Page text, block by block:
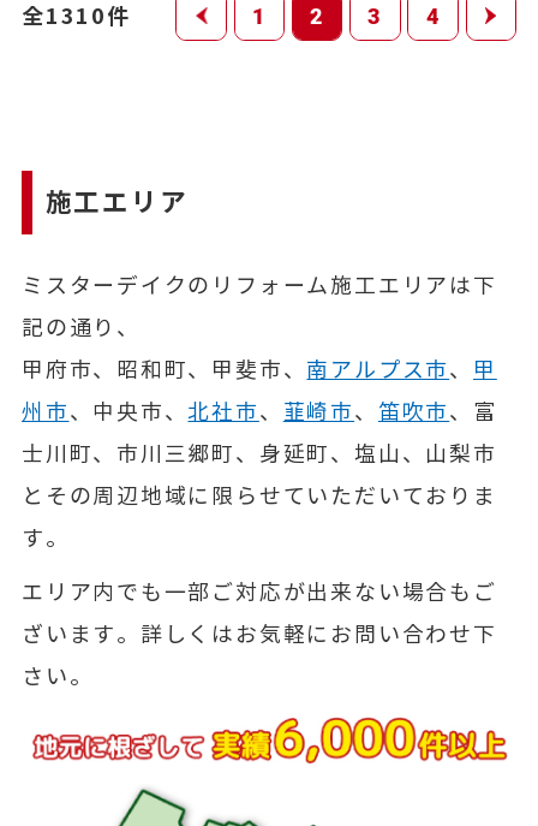
全1310件 1 2 3 4
施工エリア
ミスターデイクのリフォーム施工エリアは下
記の通り、
甲府市、昭和町、甲斐市、 南アルプス市、 甲
州市、中央市、北社市、 韮崎市、 笛吹市、富
士川町、市川三郷町、身延町、塩山、山梨市
とその周辺地域に限らせていただいておりま
す。
エリア内でも一部ご対応が出来ない場合もご
ざいます。詳しくはお気軽にお問い合わせ下
さい。